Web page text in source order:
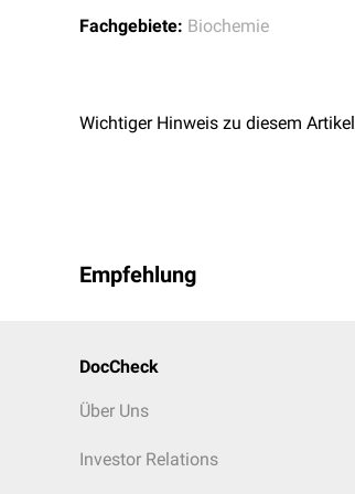
Fachgebiete: Biochemie
Wichtiger Hinweis zu diesem Artikel
Empfehlung
DocCheck
Über Uns
Investor Relations